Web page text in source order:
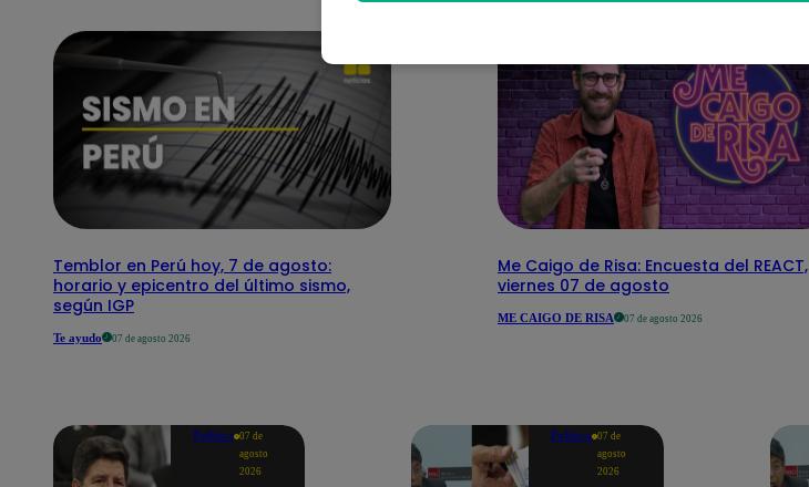
Temblor en Perú hoy, 7 de agosto:
horario y epicentro del último sismo,
según IGP
Te ayudo 07 de agosto 2026
Me Caigo de Risa: Encuesta del REACT,
viernes 07 de agosto
ME CAIGO DE RISA 07 de agosto 2026
Política 07 de
agosto
2026
Política
07 de
agosto
2026